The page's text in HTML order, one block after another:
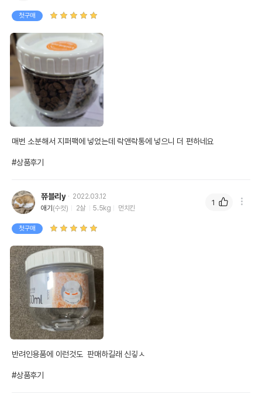
첫구매
매번 소분해서 지퍼팩에 넣었는데 락앤락통에 넣으니 더 편하네요
#상품후기
쮸블리y
2022.03.12
애기 (수컷) 2살 5.5kg 먼치킨
첫구매
반려인용품에 이런것도  판매하길래 신깋ㅅ
#상품후기
1